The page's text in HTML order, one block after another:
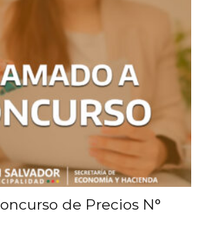
de Precios N°